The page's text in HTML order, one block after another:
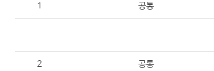
1 공통
2 공통